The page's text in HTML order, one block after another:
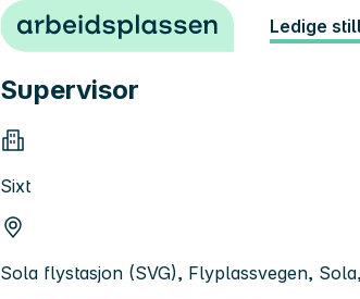
Hopp til innhold Ledige
Supervisor
Sixt
Sola flystasjon (SVG), Flyplassvegen,